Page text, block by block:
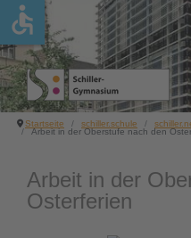
Startseite schiller.schule
Arbeit in der Oberstufe nach den
Arbeit in der
Osterferien
schiller.schule
über.uns
über.uns
schulleitung
sekretariat.haustechnik
schule.organisation
erprobungsstufe
oberstufe
schule.mitwirkung
schule.mitwirkung
schulkonferenz
schülervertretung
schulprogramm
digitale schule
schule ohne rassismus -
schule.leben
gottesdienst
patInnen
fach.unterricht
sprachen
gesellschaftswissenschaften
individuell.fördern
förderkonzept
lerncoaching
accessible